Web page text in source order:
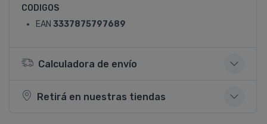
CODIGOS
EAN 3337875797689
Calculadora de envío
Retirá en nuestras tiendas